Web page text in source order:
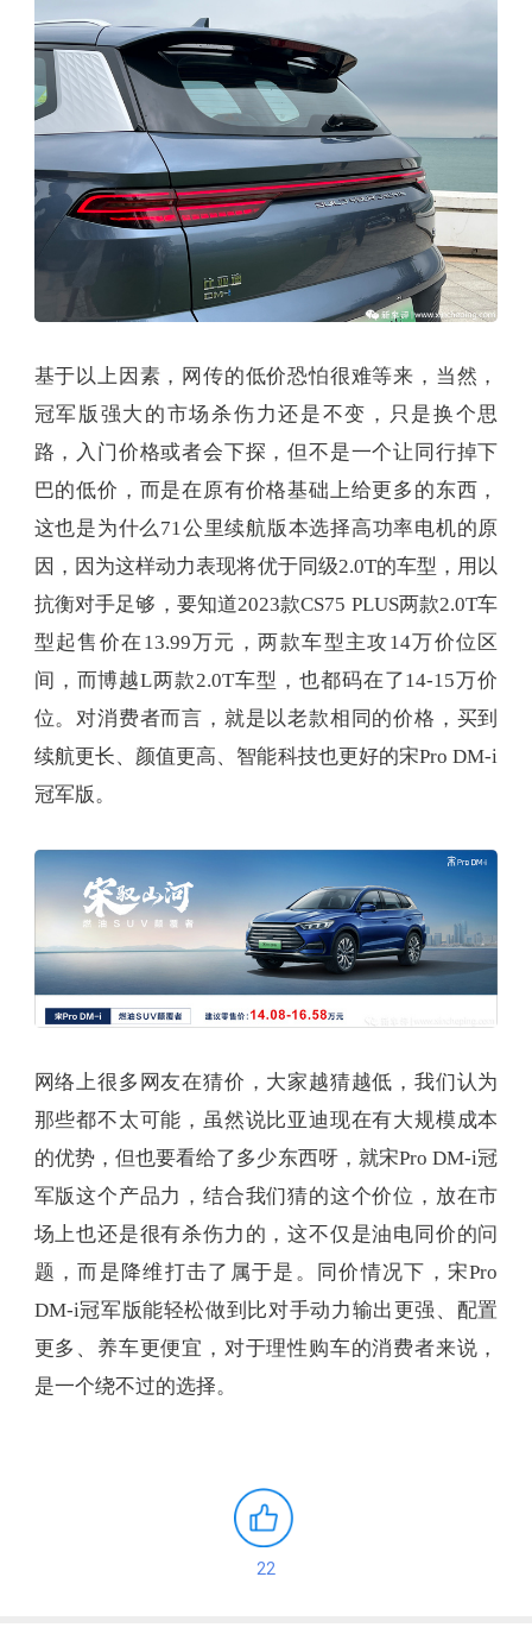
基于以上因素，网传的低价恐怕很难等来，当然，
冠军版强大的市场杀伤力还是不变，只是换个思
路，入门价格或者会下探，但不是一个让同行掉下
巴的低价，而是在原有价格基础上给更多的东西，
这也是为什么71公里续航版本选择高功率电机的原
因，因为这样动力表现将优于同级2.0T的车型，用以
抗衡对手足够，要知道2023款CS75 PLUS两款2.0T车
型起售价在13.99万元，两款车型主攻14万价位区
间，而博越L两款2.0T车型，也都码在了14-15万价
位。对消费者而言，就是以老款相同的价格，买到
续航更长、颜值更高、智能科技也更好的宋Pro DM-i
冠军版。
网络上很多网友在猜价，大家越猜越低，我们认为
那些都不太可能，虽然说比亚迪现在有大规模成本
的优势，但也要看给了多少东西呀，就宋Pro DM-i冠
军版这个产品力，结合我们猜的这个价位，放在市
场上也还是很有杀伤力的，这不仅是油电同价的问
题，而是降维打击了属于是。同价情况下，宋Pro
DM-i冠军版能轻松做到比对手动力输出更强、配置
更多、养车更便宜，对于理性购车的消费者来说，
是一个绕不过的选择。
22